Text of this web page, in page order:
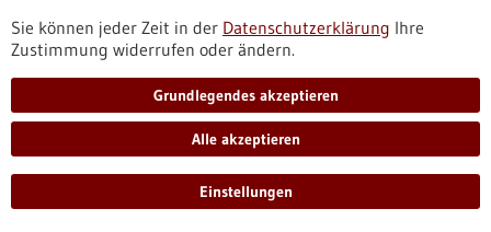
Pressemitteilung - 12.05.2026
Depression drückt die Vorfreude, nicht den
Genuss
Der im Alltag empfundene und belastende Verlust von
Aktivitäten, ist ein Kernsymptom einer schweren Depression.
Noch ist es unklar, wie genau sich diese Anhedonie
Sie können jeder Zeit in der Datenschutzerklärung Ihre
Zustimmung widerrufen oder ändern.
Grundlegendes akzeptieren
Alle akzeptieren
Einstellungen